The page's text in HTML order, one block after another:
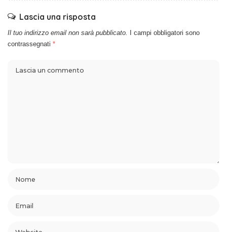
Lascia una risposta
Il tuo indirizzo email non sarà pubblicato. I campi obbligatori sono
contrassegnati *